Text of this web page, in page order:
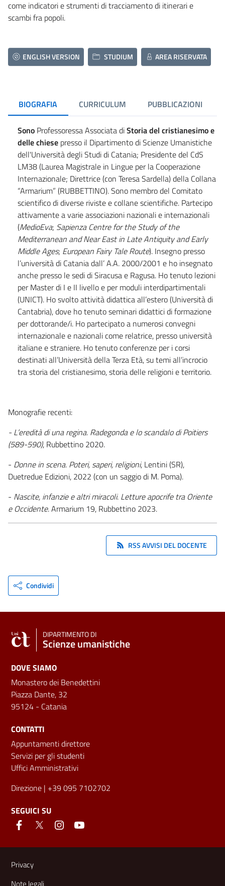
come indicatori e strumenti di tracciamento di itinerari e
scambi fra popoli.
ENGLISH VERSION STUDIUM AREA RISERVATA
BIOGRAFIA CURRICULUM PUBBLICAZIONI
SonoProfessoressa Associata diStoria del cristianesimo e
delle chiesepresso il Dipartimento di Scienze Umanistiche
dell'Università degli Studi di Catania; Presidente del CdS
LM38 (Laurea Magistrale in Lingue per la Cooperazione
Internazionale; Direttrice (con Teresa Sardella) della Collana
“Armarium” (RUBBETTINO). Sono membro del Comitato
scientifico di diverse riviste e collane scientifiche. Partecipo
attivamente a varie associazioni nazionali e internazionali
(MedioEva; Sapienza Centre for the Study of the
Mediterranean and Near East in Late Antiquity and Early
Middle Ages; European Fairy Tale Route). Insegno presso
l’università di Catania dall’ A.A. 2000/2001 e ho insegnato
anche presso le sedi di Siracusa e Ragusa. Ho tenuto lezioni
per Master di I e II livello e per moduli interdipartimentali
(UNICT). Ho svolto attività didattica all’estero (Università di
Cantabria), dove ho tenuto seminari didattici di formazione
per dottorande/i. Ho partecipato a numerosi convegni
internazionale e nazionali come relatrice, presso università
italiane e straniere. Ho tenuto conferenze per i corsi
destinati all’Università della Terza Età, su temi all’incrocio
tra storia del cristianesimo, storia delle religioni e territorio.
Monografie recenti:
- L’eredità di una regina. Radegonda e lo scandalo di Poitiers
(589-590), Rubbettino 2020.
- Donne in scena. Poteri, saperi, religioni, Lentini (SR),
Duetredue Edizioni, 2022 (con un saggio di M. Poma).
- Nascite, infanzie e altri miracoli. Letture apocrife tra Oriente
e Occidente. Armarium 19, Rubbettino 2023.
RSS AVVISI DEL DOCENTE
Condividi
DIPARTIMENTO DI
Scienze umanistiche
DOVE SIAMO
Monastero dei Benedettini
Piazza Dante, 32
95124 - Catania
CONTATTI
Appuntamenti direttore
Servizi per gli studenti
Uffici Amministrativi
Direzione | +39 095 7102702
SEGUICI SU
Link e informazioni utili
Privacy
Note legali